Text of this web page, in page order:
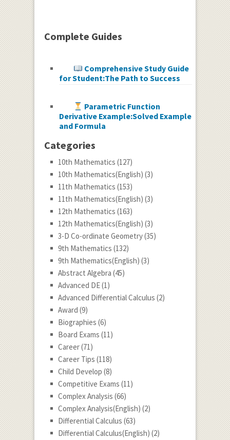
Complete Guides
Comprehensive Study Guide
for Student:The Path to Success
Parametric Function
Derivative Example:Solved Example
and Formula
Categories
10th Mathematics (127)
10th Mathematics(English) (3)
11th Mathematics (153)
11th Mathematics(English) (3)
12th Mathematics (163)
12th Mathematics(English) (3)
3-D Co-ordinate Geometry(35)
9th Mathematics (132)
9th Mathematics(English) (3)
Abstract Algebra (45)
Advanced DE(1)
Advanced Differential Calculus (2)
Award (9)
Biographies (6)
Board Exams (11)
Career(71)
Career Tips (118)
Child Develop (8)
Competitive Exams (11)
Complex Analysis (66)
Complex Analysis(English) (2)
Differential Calculus (63)
Differential Calculus(English) (2)